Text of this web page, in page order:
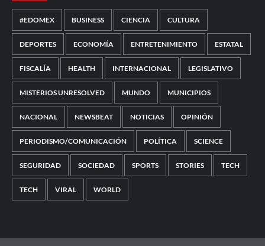
#EDOMEX BUSINESS CIENCIA CULTURA
DEPORTES ECONOMÍA ENTRETENIMIENTO ESTATAL
FISCALÍA HEALTH INTERNACIONAL LEGISLATIVO
MISTERIOS UNRESOLVED MUNDO MUNICIPIOS
NACIONAL NEWSBEAT NOTICIAS OPINIÓN
PERIODISMO/COMUNICACIÓN POLÍTICA SCIENCE
SEGURIDAD SOCIEDAD SPORTS STORIES TECH
TECH VIRAL WORLD